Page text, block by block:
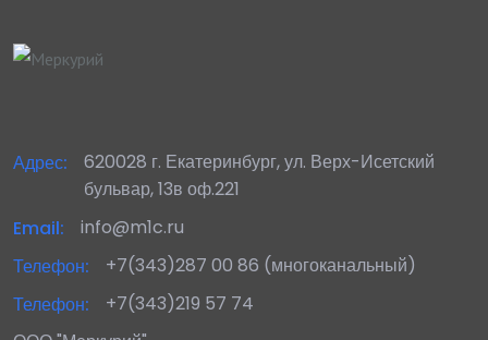
Адрес:
620028 г. Екатеринбург, ул. Верх-Исетский
бульвар, 13в оф.221
Email:
info@m1c.ru
Телефон:
+7(343)287 00 86 (многоканальный)
Телефон:
+7(343)219 57 74